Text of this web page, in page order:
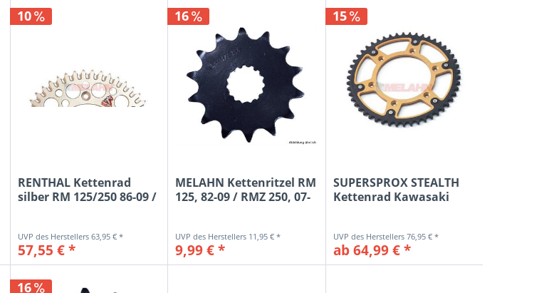
10
RENTHAL Kettenrad
silber RM 125/250 86-09 /
63,95 € *
57,55 € *
16
MELAHN Kettenritzel RM
125, 82-09 / RMZ 250, 07-
11,95 € *
9,99 € *
15
SUPERSPROX STEALTH
Kettenrad Kawasaki
76,95 € *
ab 64,99 € *
16